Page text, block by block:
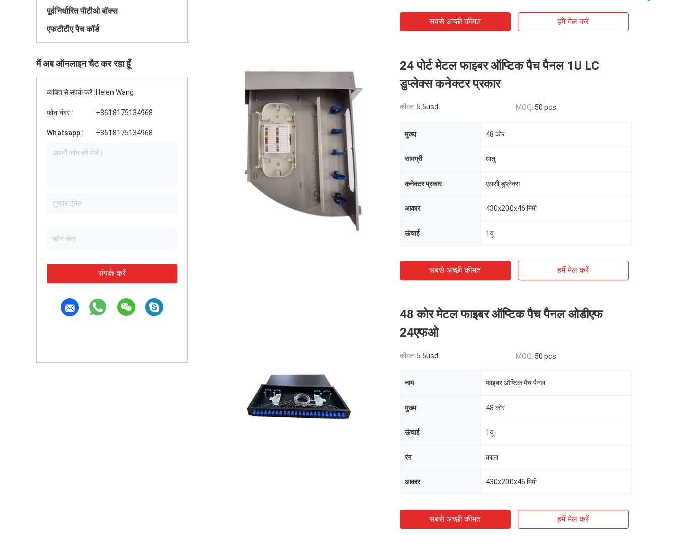
पूर्वनिर्धारित पीटीओ बॉक्स
एफटीटीए पैच कॉर्ड
मैं अब ऑनलाइन चैट कर रहा हूँ
व्यक्ति से संपर्क करें :Helen Wang
फ़ोन नंबर : +8618175134968
Whatsapp : +8618175134968
संपर्क करें
सबसे अच्छी कीमत हमें मेल करें
24 पोर्ट मेटल फाइबर ऑप्टिक पैच पैनल 1U LC
डुप्लेक्स कनेक्टर प्रकार
कीमत: 5.5usd MOQ: 50 pcs
मुख्य 48 कोर
सामग्री धातु
कनेक्टर प्रकार एलसी डुप्लेक्स
आकार 430x200x46 मिमी
ऊंचाई 1यू
सबसे अच्छी कीमत हमें मेल करें
48 कोर मेटल फाइबर ऑप्टिक पैच पैनल ओडीएफ
24एफओ
कीमत: 5.5usd MOQ: 50 pcs
नाम फाइबर ऑप्टिक पैच पैनल
मुख्य 48 कोर
ऊंचाई 1यू
रंग काला
आकार 430x200x46 मिमी
सबसे अच्छी कीमत हमें मेल करें